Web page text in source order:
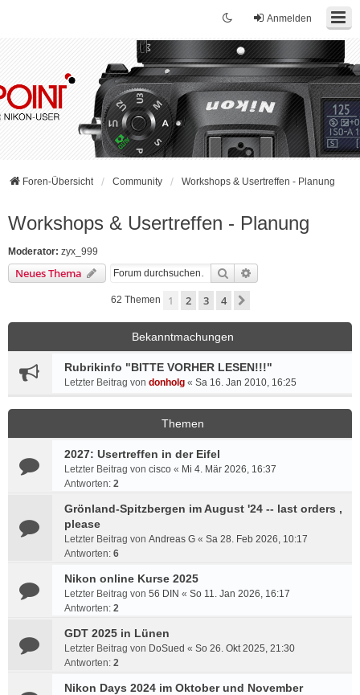
Anmelden
Foren-Übersicht Community Workshops & Usertreffen - Planung
Workshops & Usertreffen - Planung
Moderator: zyx_999
Neues Thema Suche
62 Themen 1 2 3 4
Bekanntmachungen
Rubrikinfo "BITTE VORHER LESEN!!!"
Letzter Beitrag von donholg « Sa 16. Jan 2010, 16:25
Themen
2027: Usertreffen in der Eifel
Letzter Beitrag von cisco « Mi 4. Mär 2026, 16:37
Antworten: 2
Grönland-Spitzbergen im August '24 -- last orders ,
please
Letzter Beitrag von Andreas G « Sa 28. Feb 2026, 10:17
Antworten: 6
Nikon online Kurse 2025
Letzter Beitrag von 56 DIN « So 11. Jan 2026, 16:17
Antworten: 2
GDT 2025 in Lünen
Letzter Beitrag von DoSued « So 26. Okt 2025, 21:30
Antworten: 2
Nikon Days 2024 im Oktober und November